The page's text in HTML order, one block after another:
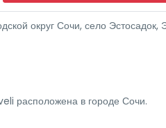
округ Сочи, село Эстосадок,
расположена в городе Сочи.